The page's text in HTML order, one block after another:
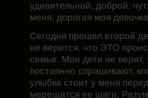
удивительной, доброй,
меня, дорогая моя
Сегодня прошел второй
не верится, что ЭТО
семье. Мои дети не
постоянно спрашивают,
улыбка стоит у меня
мерещатся ее шаги.